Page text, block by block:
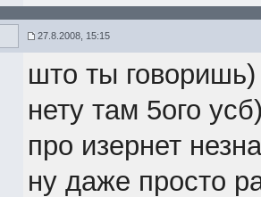
27.8.2008, 15:15
што ты
нету там 5ого
про изернет
ну даже просто